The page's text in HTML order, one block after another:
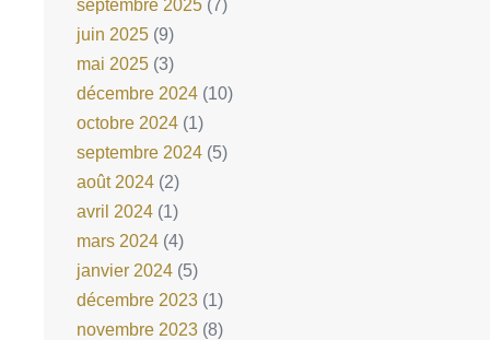
septembre 2025 (7)
juin 2025 (9)
mai 2025 (3)
décembre 2024 (10)
octobre 2024 (1)
septembre 2024 (5)
août 2024 (2)
avril 2024 (1)
mars 2024 (4)
janvier 2024 (5)
décembre 2023 (1)
novembre 2023 (8)